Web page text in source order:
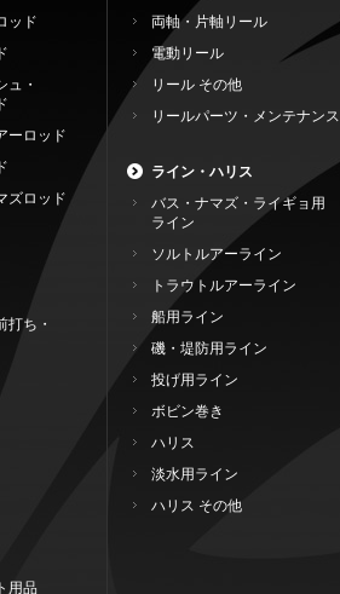
ッド
ュ・
ーロッド
ズロッド
打ち・
用品
両軸・片軸リール
電動リール
リール その他
リールパーツ・メンテナンス
ライン・ハリス
バス・ナマズ・ライギョ用
ライン
ソルトルアーライン
トラウトルアーライン
船用ライン
磯・堤防用ライン
投げ用ライン
ボビン巻き
ハリス
淡水用ライン
ハリス その他